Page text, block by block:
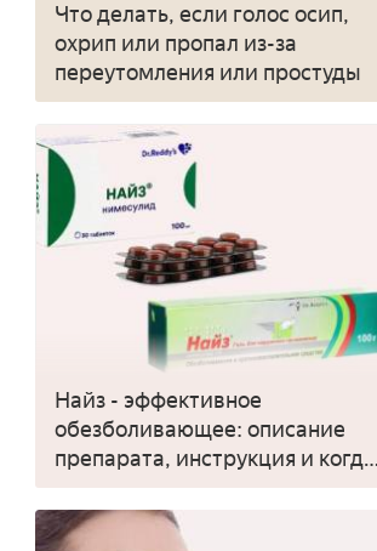
Что делать, если голос осип,
охрип или пропал из-за
переутомления или простуды
Найз - эффективное
обезболивающее: описание
препарата, инструкция и когда
применять